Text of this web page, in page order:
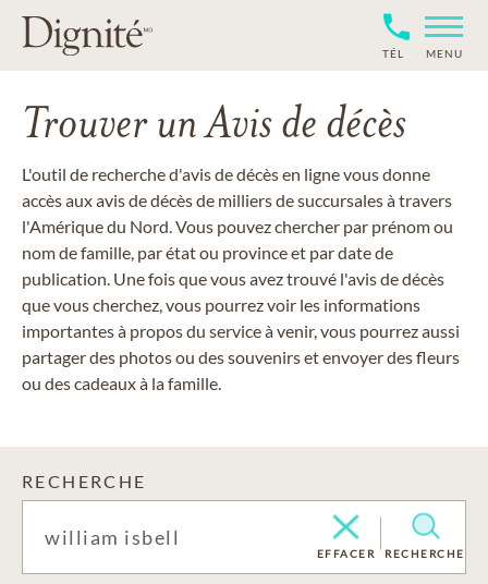
TÉL MENU
Trouver un Avis de décès
L'outil de recherche d'avis de décès en ligne vous donne
accès aux avis de décès de milliers de succursales à travers
l'Amérique du Nord. Vous pouvez chercher par prénom ou
nom de famille, par état ou province et par date de
publication. Une fois que vous avez trouvé l'avis de décès
que vous cherchez, vous pourrez voir les informations
importantes à propos du service à venir, vous pourrez aussi
partager des photos ou des souvenirs et envoyer des fleurs
ou des cadeaux à la famille.
RECHERCHE
EFFACER RECHERCHE